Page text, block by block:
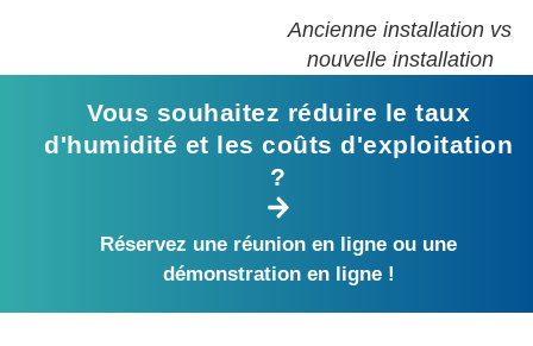
Ancienne installation vs
nouvelle installation
Vous souhaitez réduire le taux
d'humidité et les coûts d'exploitation
?
Réservez une réunion en ligne ou une
démonstration en ligne !